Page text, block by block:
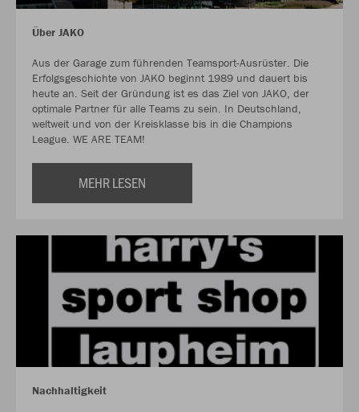
Über JAKO
Aus der Garage zum führenden Teamsport-Ausrüster. Die
Erfolgsgeschichte von JAKO beginnt 1989 und dauert bis
heute an. Seit der Gründung ist es das Ziel von JAKO, der
optimale Partner für alle Teams zu sein. In Deutschland,
weltweit und von der Kreisklasse bis in die Champions
League. WE ARE TEAM!
MEHR LESEN
Nachhaltigkeit